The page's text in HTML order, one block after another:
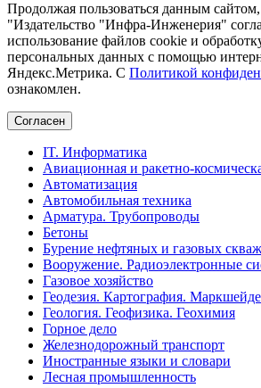
Продолжая пользоваться данным
"Издательство "Инфра-Инженерия"
использование файлов cookie и
персональных данных с помощью
Яндекс.Метрика. С Политикой
ознакомлен.
Согласен
IT. Информатика
Авиационная и ракетно-
Автоматизация
Автомобильная техника
Арматура. Трубопроводы
Бетоны
Бурение нефтяных и газовых
Вооружение. Радиоэлектронные
Газовое хозяйство
Геодезия. Картография.
Геология. Геофизика. Геохимия
Горное дело
Железнодорожный транспорт
Иностранные языки и словари
Лесная промышленность